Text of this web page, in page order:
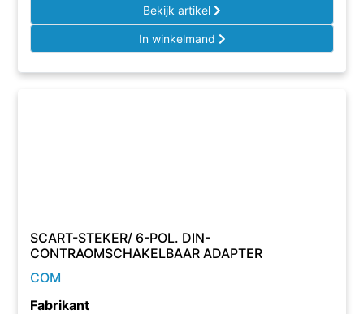
Bekijk artikel
In winkelmand
SCART-STEKER/ 6-POL. DIN-
CONTRAOMSCHAKELBAAR ADAPTER
COM
Fabrikant